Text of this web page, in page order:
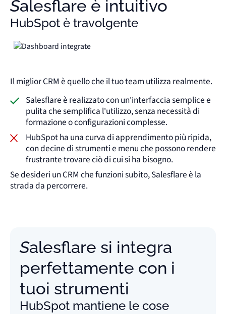
Salesflare è intuitivo
HubSpot è travolgente
Il miglior CRM è quello che il tuo team utilizza realmente.
Salesflare è realizzato con un'interfaccia semplice e
pulita che semplifica l'utilizzo, senza necessità di
formazione o configurazioni complesse.
HubSpot ha una curva di apprendimento più ripida,
con decine di strumenti e menu che possono rendere
frustrante trovare ciò di cui si ha bisogno.
Se desideri un CRM che funzioni subito, Salesflare è la
strada da percorrere.
Salesflare si integra
perfettamente con i
tuoi strumenti
HubSpot mantiene le cose